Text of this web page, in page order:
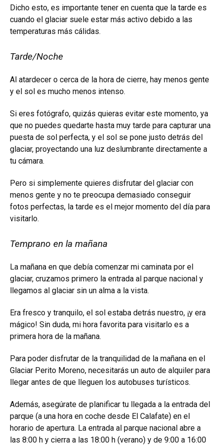
Dicho esto, es importante tener en cuenta que la tarde es
cuando el glaciar suele estar más activo debido a las
temperaturas más cálidas.
Tarde/Noche
Al atardecer o cerca de la hora de cierre, hay menos gente
y el sol es mucho menos intenso.
Si eres fotógrafo, quizás quieras evitar este momento, ya
que no puedes quedarte hasta muy tarde para capturar una
puesta de sol perfecta, y el sol se pone justo detrás del
glaciar, proyectando una luz deslumbrante directamente a
tu cámara.
Pero si simplemente quieres disfrutar del glaciar con
menos gente y no te preocupa demasiado conseguir
fotos perfectas, la tarde es el mejor momento del día para
visitarlo.
Temprano en la mañana
La mañana en que debía comenzar mi caminata por el
glaciar, cruzamos primero la entrada al parque nacional y
llegamos al glaciar sin un alma a la vista.
Era fresco y tranquilo, el sol estaba detrás nuestro, ¡y era
mágico! Sin duda, mi hora favorita para visitarlo es a
primera hora de la mañana.
Para poder disfrutar de la tranquilidad de la mañana en el
Glaciar Perito Moreno, necesitarás un auto de alquiler para
llegar antes de que lleguen los autobuses turísticos.
Además, asegúrate de planificar tu llegada a la entrada del
parque (a una hora en coche desde El Calafate) en el
horario de apertura. La entrada al parque nacional abre a
las 8:00 h y cierra a las 18:00 h (verano) y de 9:00 a 16:00